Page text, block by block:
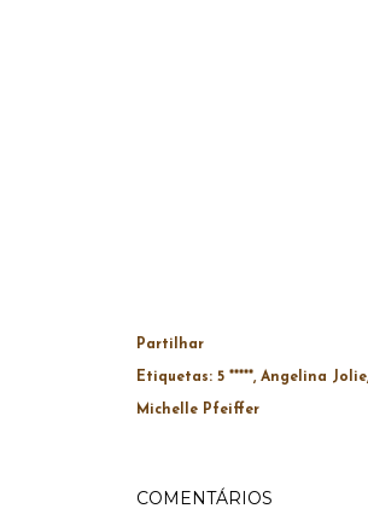
Partilhar
Etiquetas: 5 ***** Angelina Jolie
Michelle Pfeiffer
COMENTÁRIOS